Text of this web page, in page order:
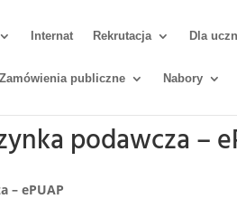
Internat Rekrutacja Dla
Zamówienia publiczne Nabory
podawcza –
– ePUAP